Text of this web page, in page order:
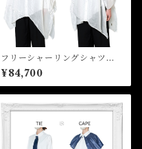
フリーシャーリングシャツワ
ンピース Free Shirring Shi
rt Dress
¥84,700